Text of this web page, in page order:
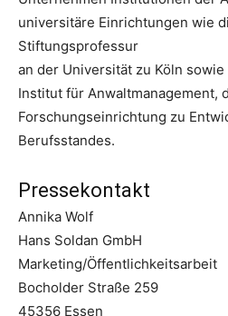
universitäre Einrichtungen wie
Stiftungsprofessur
an der Universität zu Köln
Institut für Anwaltmanagement,
Forschungseinrichtung zu
Berufsstandes.
Pressekontakt
Annika Wolf
Hans Soldan GmbH
Marketing/Öffentlichkeitsarbeit
Bocholder Straße 259
45356 Essen